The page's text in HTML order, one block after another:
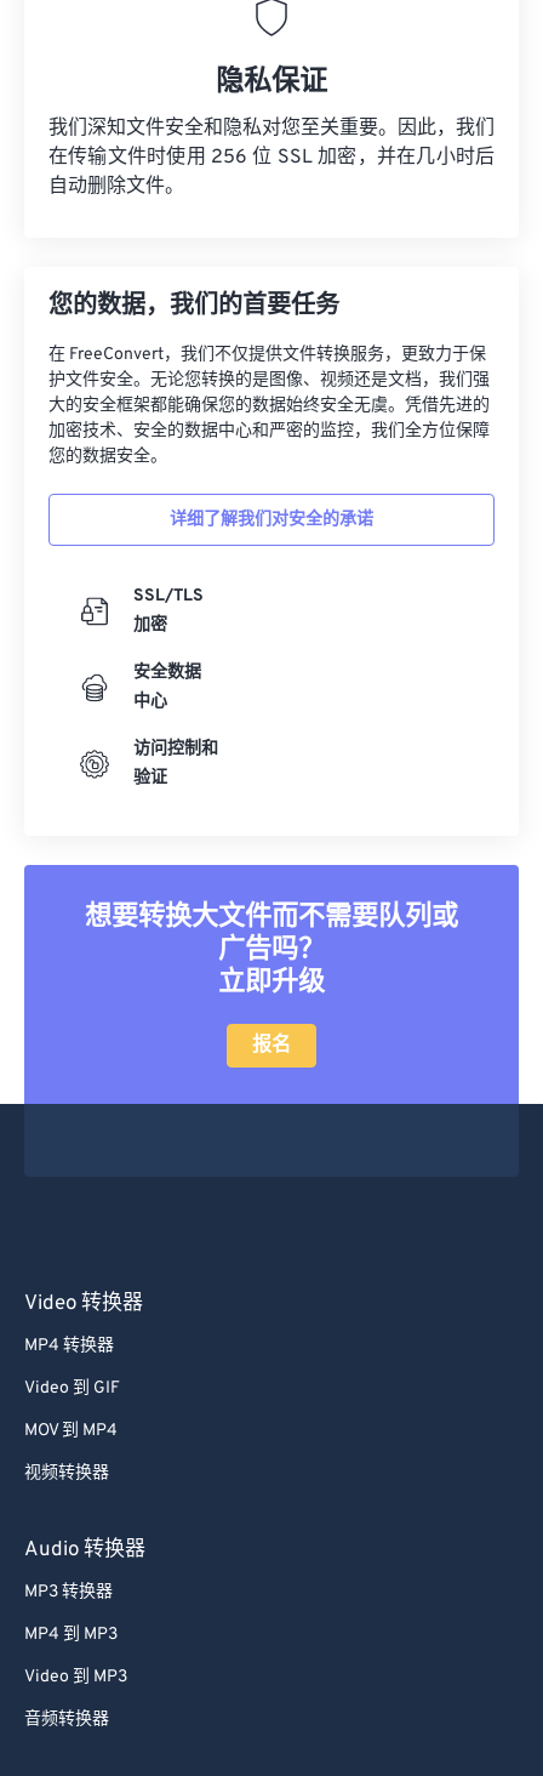
隐私保证
我们深知文件安全和隐私对您至关重要。因此，我们
在传输文件时使用 256 位 SSL 加密，并在几小时后
自动删除文件。
您的数据，我们的首要任务
在 FreeConvert，我们不仅提供文件转换服务，更致力于保
护文件安全。无论您转换的是图像、视频还是文档，我们强
大的安全框架都能确保您的数据始终安全无虞。凭借先进的
加密技术、安全的数据中心和严密的监控，我们全方位保障
您的数据安全。
详细了解我们对安全的承诺
SSL/TLS
加密
安全数据
中心
访问控制和
验证
想要转换大文件而不需要队列或
广告吗？
立即升级
报名
Video 转换器
MP4 转换器
Video 到 GIF
MOV 到 MP4
视频转换器
Audio 转换器
MP3 转换器
MP4 到 MP3
Video 到 MP3
音频转换器